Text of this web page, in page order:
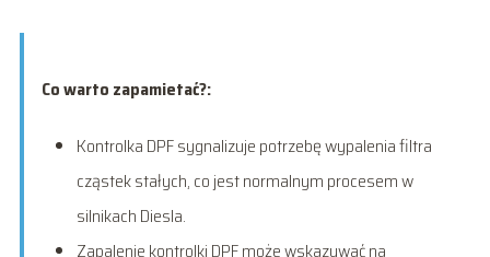
Co warto zapamietać?:
Kontrolka DPF sygnalizuje potrzebę wypalenia filtra
cząstek stałych, co jest normalnym procesem w
silnikach Diesla.
Zapalenie kontrolki DPF może wskazywać na